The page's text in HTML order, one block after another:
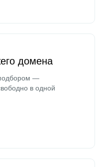
домена
—
в одной